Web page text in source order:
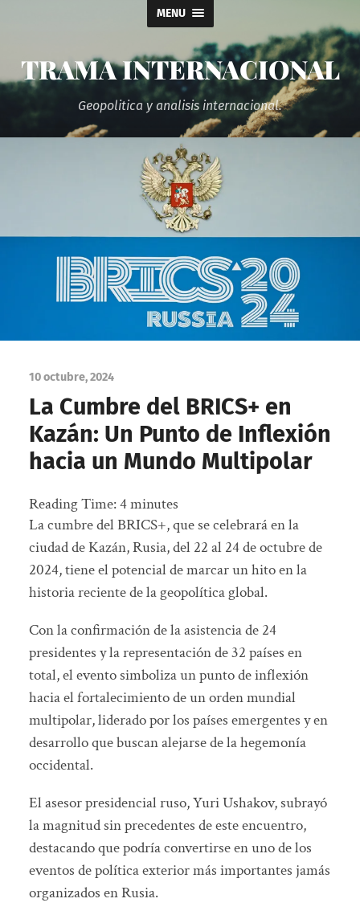
MENU
TRAMA INTERNACIONAL
Geopolitica y analisis internacional.
10 octubre, 2024
La Cumbre del BRICS+ en
Kazán: Un Punto de Inflexión
hacia un Mundo Multipolar
Reading Time:4minutes
La cumbre del BRICS+, que se celebrará en la
ciudad de Kazán, Rusia, del 22 al 24 de octubre de
2024, tiene el potencial de marcar un hito en la
historia reciente de la geopolítica global.
Con la confirmación de la asistencia de 24
presidentes y la representación de 32 países en
total, el evento simboliza un punto de inflexión
hacia el fortalecimiento de un orden mundial
multipolar, liderado por los países emergentes y en
desarrollo que buscan alejarse de la hegemonía
occidental.
El asesor presidencial ruso, Yuri Ushakov, subrayó
la magnitud sin precedentes de este encuentro,
destacando que podría convertirse en uno de los
eventos de política exterior más importantes jamás
organizados en Rusia.